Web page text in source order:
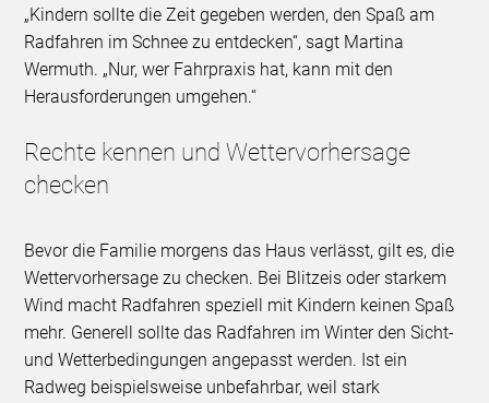
„Kindern sollte die Zeit gegeben werden, den Spaß am
Radfahren im Schnee zu entdecken“, sagt Martina
Wermuth. „Nur, wer Fahrpraxis hat, kann mit den
Herausforderungen umgehen.“
Rechte kennen und Wettervorhersage
checken
Bevor die Familie morgens das Haus verlässt, gilt es, die
Wettervorhersage zu checken. Bei Blitzeis oder starkem
Wind macht Radfahren speziell mit Kindern keinen Spaß
mehr. Generell sollte das Radfahren im Winter den Sicht-
und Wetterbedingungen angepasst werden. Ist ein
Radweg beispielsweise unbefahrbar, weil stark